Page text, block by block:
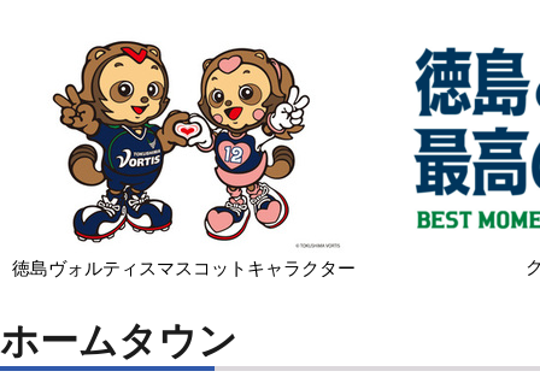
徳島ヴォルティスマスコットキャラクター
ホームタウン